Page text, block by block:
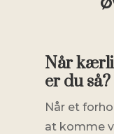
Når
er du så?
Når et
at komme